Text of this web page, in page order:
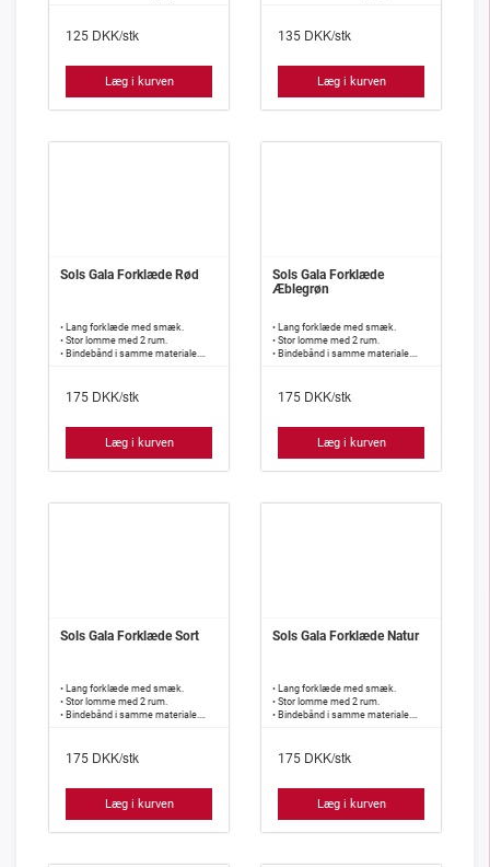
125 DKK/stk
Læg i kurven
135 DKK/stk
Læg i kurven
Sols Gala Forklæde Rød
• Lang forklæde med smæk.
• Stor lomme med 2 rum.
• Bindebånd i samme materiale.
175 DKK/stk
Læg i kurven
Sols Gala Forklæde
Æblegrøn
• Lang forklæde med smæk.
• Stor lomme med 2 rum.
• Bindebånd i samme materiale.
175 DKK/stk
Læg i kurven
Sols Gala Forklæde Sort
• Lang forklæde med smæk.
• Stor lomme med 2 rum.
• Bindebånd i samme materiale.
175 DKK/stk
Læg i kurven
Sols Gala Forklæde Natur
• Lang forklæde med smæk.
• Stor lomme med 2 rum.
• Bindebånd i samme materiale.
175 DKK/stk
Læg i kurven